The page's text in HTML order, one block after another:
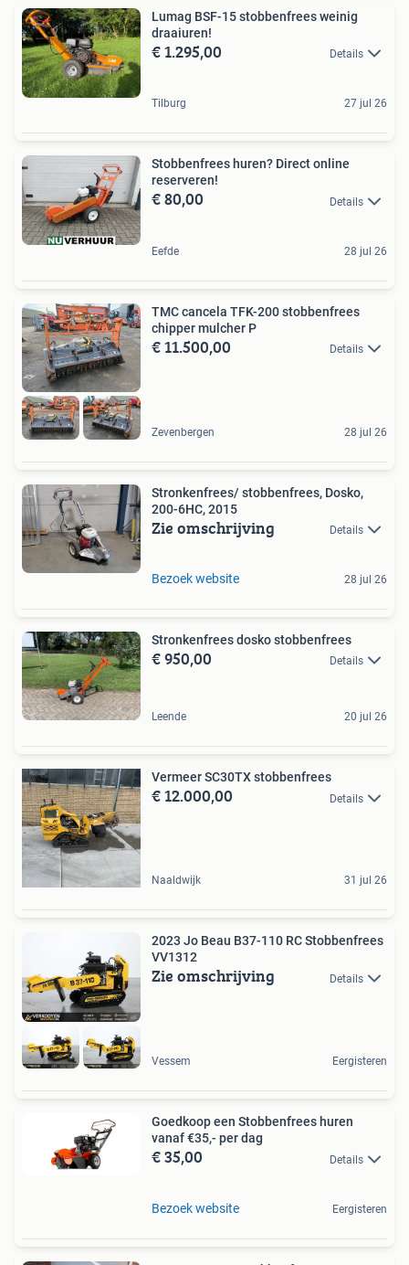
Lumag BSF-15 stobbenfrees weinig
draaiuren!
€ 1.295,00 Details
Tilburg 27 jul 26
Stobbenfrees huren? Direct online
reserveren!
€ 80,00 Details
Eefde 28 jul 26
TMC cancela TFK-200 stobbenfrees
chipper mulcher P
€ 11.500,00 Details
Zevenbergen 28 jul 26
Stronkenfrees/ stobbenfrees, Dosko,
200-6HC, 2015
Zie omschrijving Details
Bezoek website 28 jul 26
Stronkenfrees dosko stobbenfrees
€ 950,00 Details
Leende 20 jul 26
Vermeer SC30TX stobbenfrees
€ 12.000,00 Details
Naaldwijk 31 jul 26
2023 Jo Beau B37-110 RC Stobbenfrees
VV1312
Zie omschrijving Details
Vessem Eergisteren
Goedkoop een Stobbenfrees huren
vanaf €35,- per dag
€ 35,00 Details
Bezoek website Eergisteren